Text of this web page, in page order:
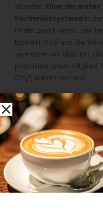
standen. Einer der
Küchenleitsysteme in
im Netzwerk vermitteln
Bankett Profi und die
vernetzen wir alles mit
praktiziert unser Mitglied
City“, erklärt Hertach.
Insights durch innovative
Das Credo außerdem:
auf den legendären und
Trendtouren per Bike
Gastronomen mit ihren